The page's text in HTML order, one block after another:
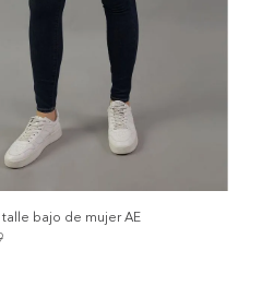
bajo de mujer AE